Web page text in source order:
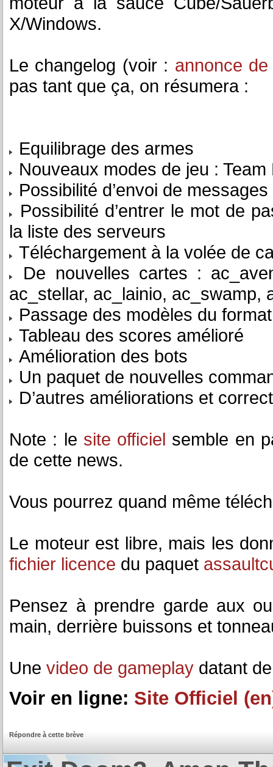
X/Windows.
Le changelog (voir : annonce
pas tant que ça, on résumera :
Equilibrage des armes
Nouveaux modes de jeu :
Possibilité d’envoi de
Possibilité d’entrer le mot de
la liste des serveurs
Téléchargement à la volée de
De nouvelles cartes :
ac_stellar, ac_lainio, ac_swamp,
Passage des modèles du
Tableau des scores amélioré
Amélioration des bots
Un paquet de nouvelles
D’autres améliorations et
Note : le site officiel semble en
de cette news.
Vous pourrez quand même
Le moteur est libre, mais les
fichier licence du paquet
Pensez à prendre garde aux
main, derrière buissons et
Une video de gameplay datant
Voir en ligne: Site Officiel
Répondre à cette brève